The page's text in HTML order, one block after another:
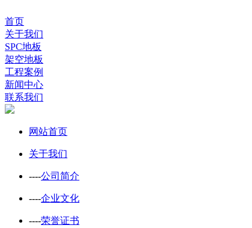
首页
关于我们
SPC地板
架空地板
工程案例
新闻中心
联系我们
网站首页
关于我们
----公司简介
----企业文化
----荣誉证书